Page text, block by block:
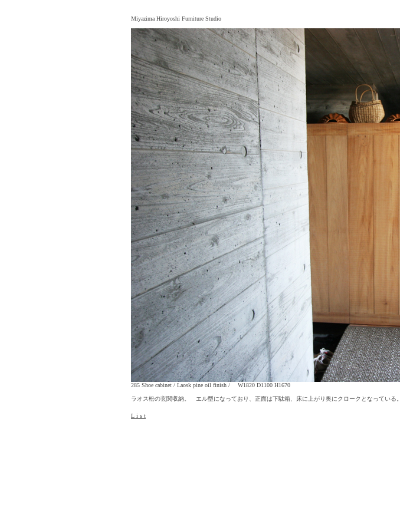
Miyazima Hiroyoshi Furniture Studio
285 Shoe cabinet / Laosk pine oil finish / W1820 D1100 H1670
ラオス松の玄関収納。 エル型になっており、正面は下駄箱、床に上がり奥にクロークとなっている。
L i s t